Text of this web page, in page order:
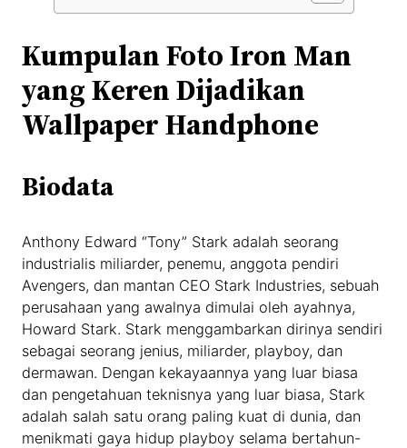
Kumpulan Foto Iron Man
yang Keren Dijadikan
Wallpaper Handphone
Biodata
Anthony Edward “Tony” Stark adalah seorang
industrialis miliarder, penemu, anggota pendiri
Avengers, dan mantan CEO Stark Industries, sebuah
perusahaan yang awalnya dimulai oleh ayahnya,
Howard Stark. Stark menggambarkan dirinya sendiri
sebagai seorang jenius, miliarder, playboy, dan
dermawan. Dengan kekayaannya yang luar biasa
dan pengetahuan teknisnya yang luar biasa, Stark
adalah salah satu orang paling kuat di dunia, dan
menikmati gaya hidup playboy selama bertahun-